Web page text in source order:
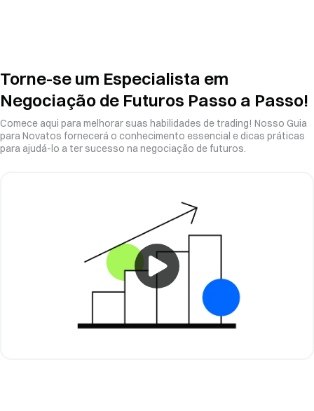
Torne-se um Especialista em
Negociação de Futuros Passo a Passo!
Comece aqui para melhorar suas habilidades de trading! Nosso Guia
para Novatos fornecerá o conhecimento essencial e dicas práticas
para ajudá-lo a ter sucesso na negociação de futuros.